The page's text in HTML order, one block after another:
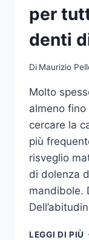
per
denti
Di Maurizio
Molto
almeno
cercare la
più
risveglio
di dolenza
mandibole.
LEGGI DI PIÙ